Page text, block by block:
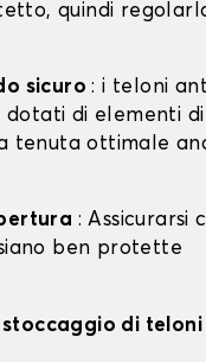
quindi
sicuro: i teloni
dotati di elementi di
tenuta ottimale
: Assicurarsi
ben protette
di teloni